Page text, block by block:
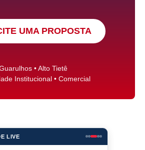
UMA PROPOSTA
• Alto Tietê
Institucional • Comercial
LIVE